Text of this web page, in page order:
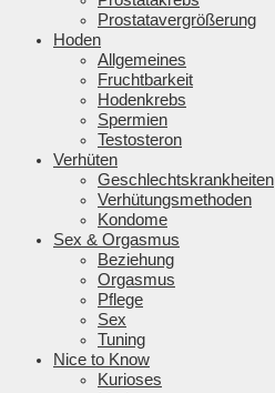
Prostatavergrößerung
Hoden
Allgemeines
Fruchtbarkeit
Hodenkrebs
Spermien
Testosteron
Verhüten
Geschlechtskrankheiten
Verhütungsmethoden
Kondome
Sex & Orgasmus
Beziehung
Orgasmus
Pflege
Sex
Tuning
Nice to Know
Kurioses